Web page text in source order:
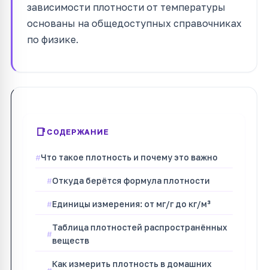
зависимости плотности от температуры
основаны на общедоступных справочниках
по физике.
СОДЕРЖАНИЕ
Что такое плотность и почему это важно
Откуда берётся формула плотности
Единицы измерения: от мг/г до кг/м³
Таблица плотностей распространённых
веществ
Как измерить плотность в домашних